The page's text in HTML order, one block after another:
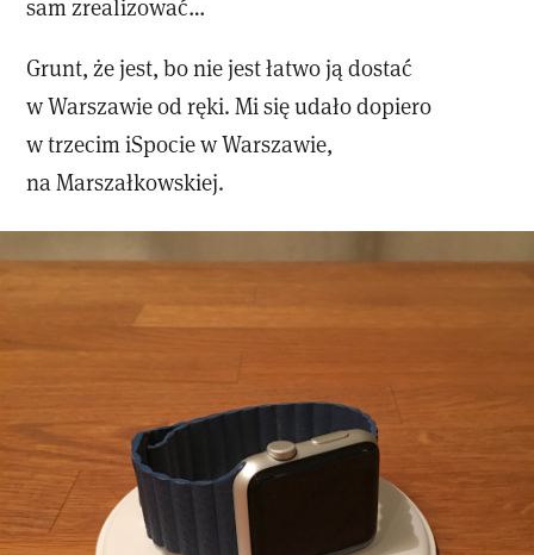
sam zrealizować…
Grunt, że jest, bo nie jest łatwo ją dostać
w Warszawie od ręki. Mi się udało dopiero
w trzecim iSpocie w Warszawie,
na Marszałkowskiej.